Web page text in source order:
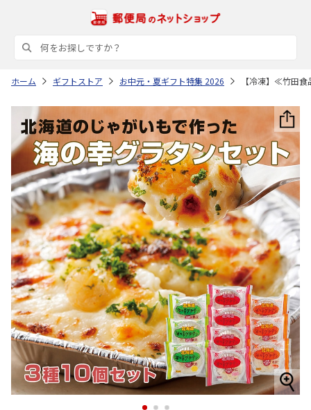
ホーム ギフトストア お中元・夏ギフト特集 2026 【冷凍】≪竹田